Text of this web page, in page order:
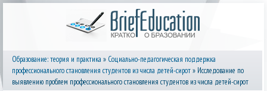
Образование: теория и практика » Социально-педагогическая поддержка
профессионального становления студентов из числа детей-сирот» Исследование по
выявлению проблем профессионального становления студентов из числа детей-сирот